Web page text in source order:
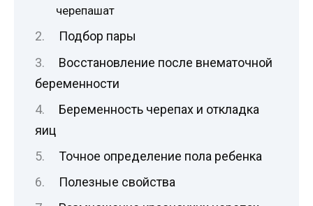
черепашат
Подбор пары
Восстановление после внематочной
беременности
Беременность черепах и откладка
яиц
Точное определение пола ребенка
Полезные свойства